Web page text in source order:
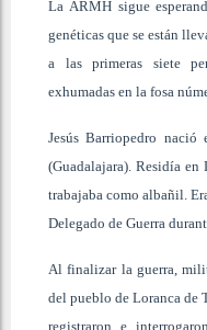
La ARMH sigue
genéticas que se están
a las primeras siete
exhumadas en la fosa
Jesús Barriopedro
(Guadalajara). Residía en
trabajaba como albañil.
Delegado de Guerra
Al finalizar la guerra,
del pueblo de Loranca de
registraron e